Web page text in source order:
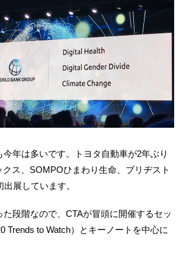
今年は多いです。トヨタ自動車が2年ぶり
ス、SOMPOひまわり生命、ブリヂスト
展しています。
た段階なので、CTAが冒頭に開催するセッ
Trends to Watch）とキーノートを中心に